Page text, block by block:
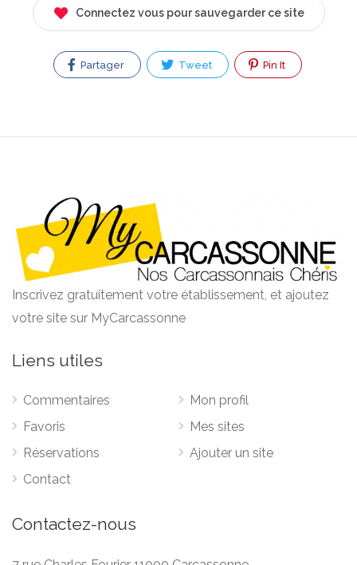
Connectez vous pour sauvegarder ce site
Partager Tweet Pin It
Inscrivez gratuitement votre établissement, et ajoutez
votre site sur MyCarcassonne
Liens utiles
Commentaires
Favoris
Réservations
Contact
Mon profil
Mes sites
Ajouter un site
Contactez-nous